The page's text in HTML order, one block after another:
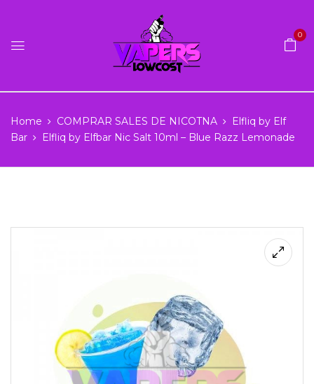
0
Home COMPRAR SALES DE NICOTNA
Elfliq by Elf
Bar
Elfliq by Elfbar Nic Salt 10ml – Blue Razz Lemonade